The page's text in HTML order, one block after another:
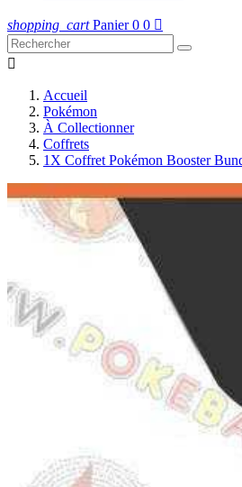
shopping_cart Panier 0 0 

Accueil
Pokémon
À Collectionner
Coffrets
1X Coffret Pokémon Booster